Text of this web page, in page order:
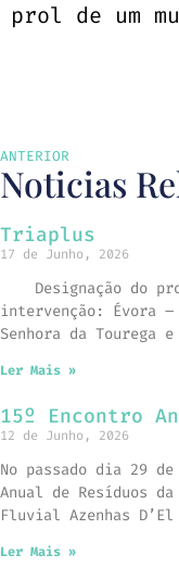
prol de um
ANTERIOR
Noticias
Triaplus
17 de Junho, 2026
Designação do
intervenção: Évora –
Senhora da Tourega
Ler Mais »
15º Encontro
12 de Junho, 2026
No passado dia 29
Anual de Resíduos
Fluvial Azenhas
Ler Mais »